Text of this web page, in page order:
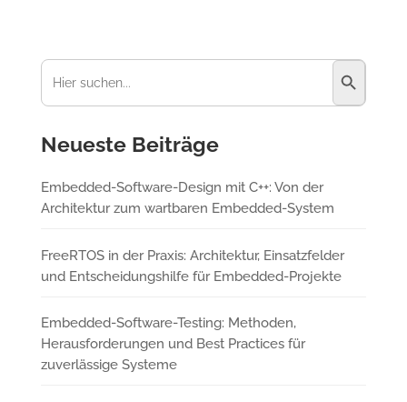
Suchen
nach:
Neueste Beiträge
Embedded-Software-Design mit C++: Von der
Architektur zum wartbaren Embedded-System
FreeRTOS in der Praxis: Architektur, Einsatzfelder
und Entscheidungshilfe für Embedded-Projekte
Embedded-Software-Testing: Methoden,
Herausforderungen und Best Practices für
zuverlässige Systeme